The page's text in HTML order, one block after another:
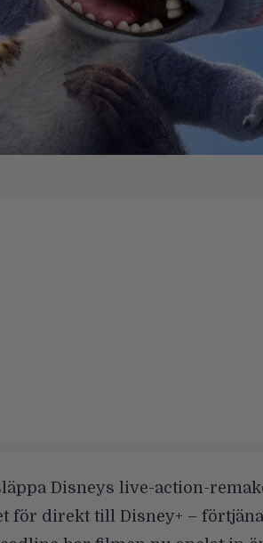
Disneys live-action-
för direkt till Disney+ –